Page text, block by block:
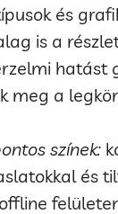
és
is a
hatást
a
színek:
és